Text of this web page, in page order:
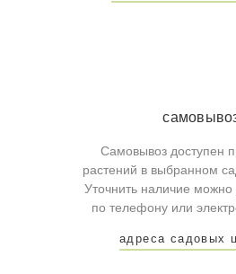
Самовывоз доступен
растений в выбранном
Уточнить наличие можно
по телефону или
адреса садовых